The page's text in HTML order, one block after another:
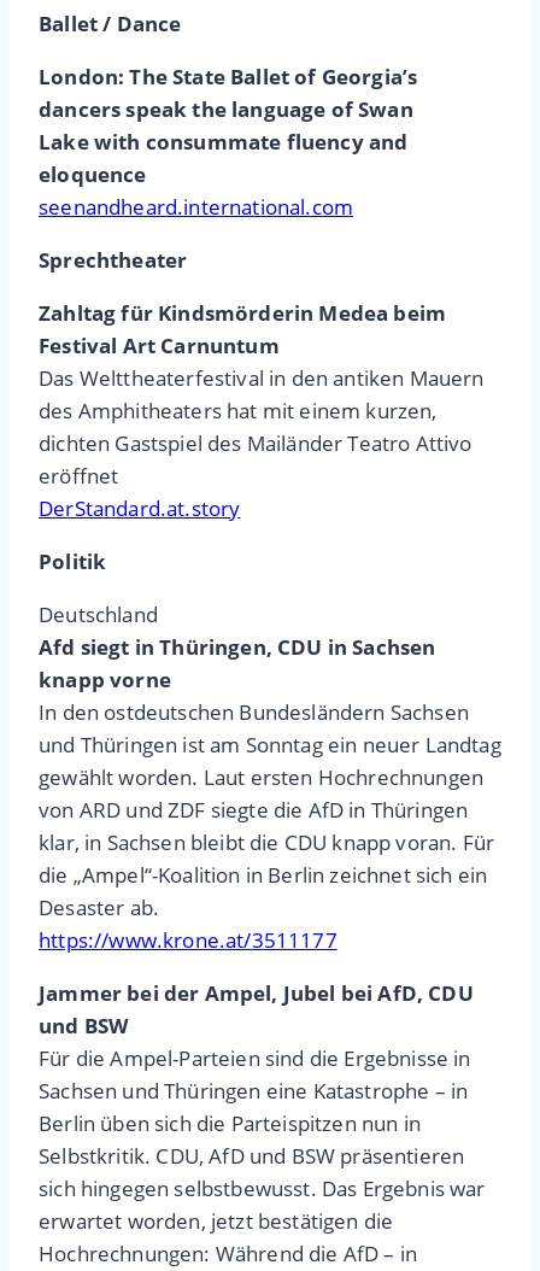
Ballet / Dance
London: The State Ballet of Georgia’s
dancers speak the language of Swan
Lake with consummate fluency and
eloquence
seenandheard.international.com
Sprechtheater
Zahltag für Kindsmörderin Medea beim
Festival Art Carnuntum
Das Welttheaterfestival in den antiken Mauern
des Amphitheaters hat mit einem kurzen,
dichten Gastspiel des Mailänder Teatro Attivo
eröffnet
DerStandard.at.story
Politik
Deutschland
Afd siegt in Thüringen, CDU in Sachsen
knapp vorne
In den ostdeutschen Bundesländern Sachsen
und Thüringen ist am Sonntag ein neuer Landtag
gewählt worden. Laut ersten Hochrechnungen
von ARD und ZDF siegte die AfD in Thüringen
klar, in Sachsen bleibt die CDU knapp voran. Für
die „Ampel“-Koalition in Berlin zeichnet sich ein
Desaster ab.
https://www.krone.at/3511177
Jammer bei der Ampel, Jubel bei AfD, CDU
und BSW
Für die Ampel-Parteien sind die Ergebnisse in
Sachsen und Thüringen eine Katastrophe – in
Berlin üben sich die Parteispitzen nun in
Selbstkritik. CDU, AfD und BSW präsentieren
sich hingegen selbstbewusst. Das Ergebnis war
erwartet worden, jetzt bestätigen die
Hochrechnungen: Während die AfD – in